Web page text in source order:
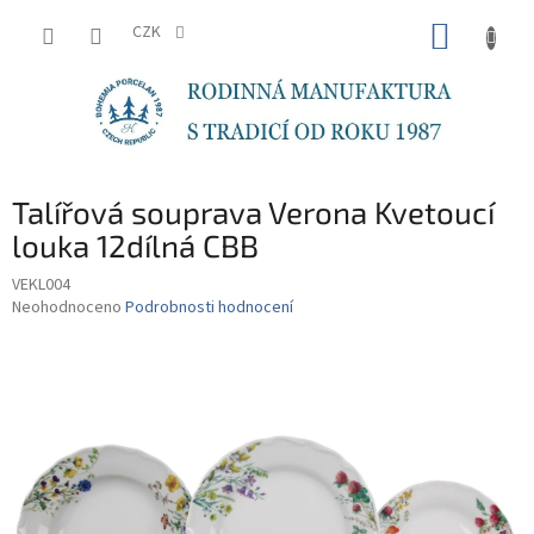
CZK
Talířová souprava Verona Kvetoucí
louka 12dílná CBB
VEKL004
Průměrné
hvězdiček.
Neohodnoceno Podrobnosti hodnocení